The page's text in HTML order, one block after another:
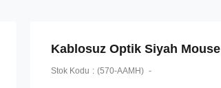
Kablosuz Optik Siyah Mouse
Stok Kodu (570-AAMH)